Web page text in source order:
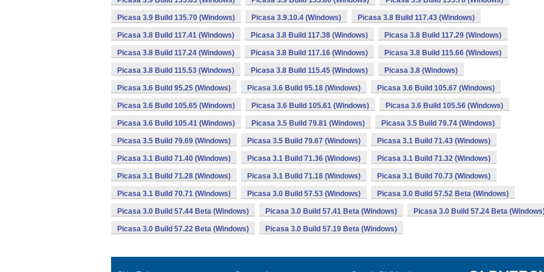
Picasa 3.9 Build 135.70 (Windows) Picasa 3.9.10.4 (Windows) Picasa 3.8 Build 117.43 (Windows)
Picasa 3.8 Build 117.41 (Windows) Picasa 3.8 Build 117.38 (Windows) Picasa 3.8 Build 117.29 (Windows)
Picasa 3.8 Build 117.24 (Windows) Picasa 3.8 Build 117.16 (Windows) Picasa 3.8 Build 115.66 (Windows)
Picasa 3.8 Build 115.53 (Windows) Picasa 3.8 Build 115.45 (Windows) Picasa 3.8 (Windows)
Picasa 3.6 Build 95.25 (Windows) Picasa 3.6 Build 95.18 (Windows) Picasa 3.6 Build 105.67 (Windows)
Picasa 3.6 Build 105.65 (Windows) Picasa 3.6 Build 105.61 (Windows) Picasa 3.6 Build 105.56 (Windows)
Picasa 3.6 Build 105.41 (Windows) Picasa 3.5 Build 79.81 (Windows) Picasa 3.5 Build 79.74 (Windows)
Picasa 3.5 Build 79.69 (Windows) Picasa 3.5 Build 79.67 (Windows) Picasa 3.1 Build 71.43 (Windows)
Picasa 3.1 Build 71.40 (Windows) Picasa 3.1 Build 71.36 (Windows) Picasa 3.1 Build 71.32 (Windows)
Picasa 3.1 Build 71.28 (Windows) Picasa 3.1 Build 71.18 (Windows) Picasa 3.1 Build 70.73 (Windows)
Picasa 3.1 Build 70.71 (Windows) Picasa 3.0 Build 57.53 (Windows) Picasa 3.0 Build 57.52 Beta (Windows)
Picasa 3.0 Build 57.44 Beta (Windows) Picasa 3.0 Build 57.41 Beta (Windows) Picasa 3.0 Build 57.24 Beta
Picasa 3.0 Build 57.22 Beta (Windows) Picasa 3.0 Build 57.19 Beta (Windows)